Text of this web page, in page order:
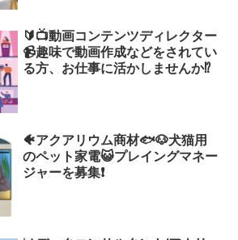
🔰📺動画コンテンツディレクター
📹趣味で動画作成などをされてい
る方、お仕事に活かしませんか⁉️
🐠アクアリウム商材🐟️🐶犬猫用
のペット家電😺プレイングマネー
ジャーを募集❗